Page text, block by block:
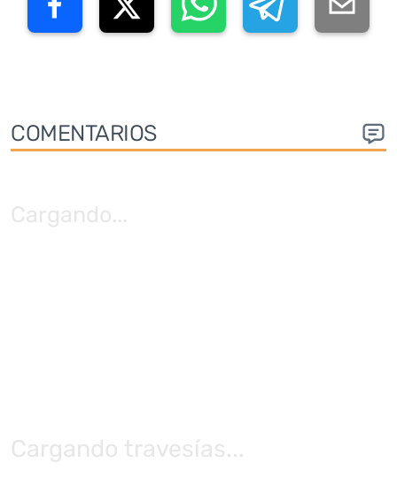
COMENTARIOS
Cargando...
Cargando travesías...